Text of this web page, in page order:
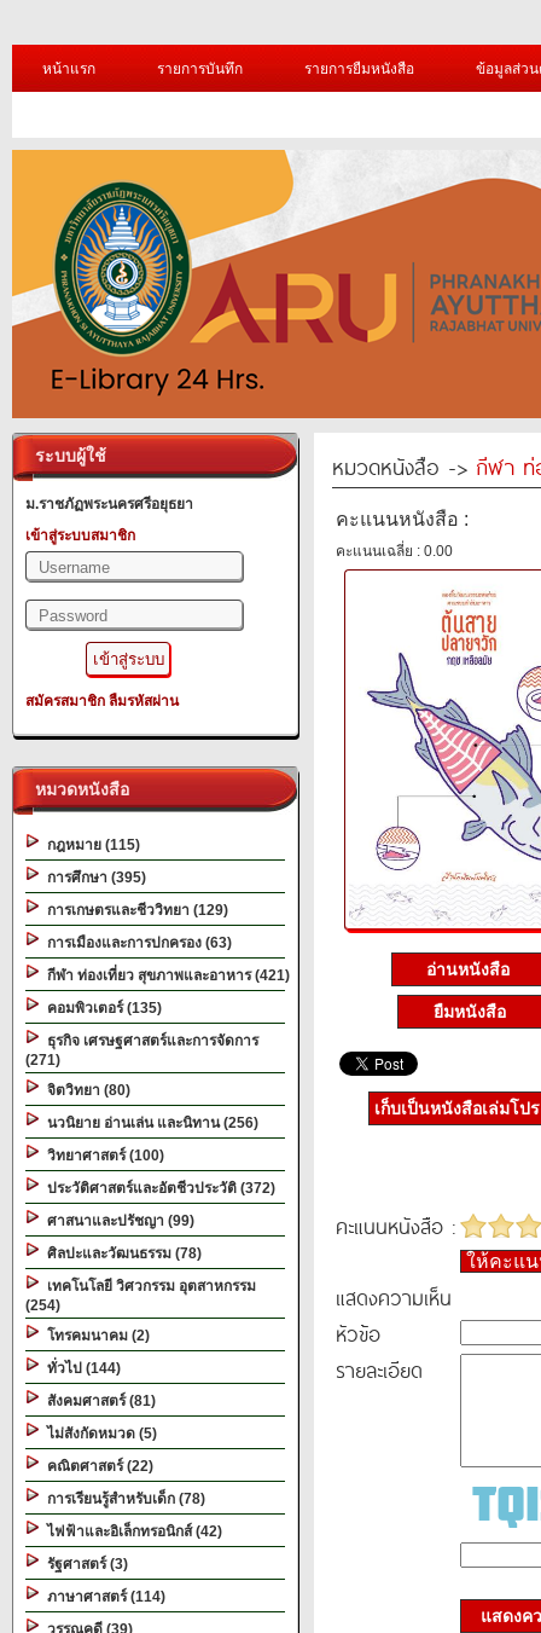
หน้าแรก รายการบันทึก รายการยืมหนังสือ ข้อมูลส่ว
ระบบผู้ใช้
ม.ราชภัฏพระนครศรีอยุธยา
เข้าสู่ระบบสมาชิก
สมัครสมาชิก ลืมรหัสผ่าน
หมวดหนังสือ
กฎหมาย (115)
การศึกษา (395)
การเกษตรและชีววิทยา (129)
การเมืองและการปกครอง (63)
กีฬา ท่องเที่ยว สุขภาพและอาหาร (421)
คอมพิวเตอร์ (135)
ธุรกิจ เศรษฐศาสตร์และการจัดการ
(271)
จิตวิทยา (80)
นวนิยาย อ่านเล่น และนิทาน (256)
วิทยาศาสตร์ (100)
ประวัติศาสตร์และอัตชีวประวัติ (372)
ศาสนาและปรัชญา (99)
ศิลปะและวัฒนธรรม (78)
เทคโนโลยี วิศวกรรม อุตสาหกรรม
(254)
โทรคมนาคม (2)
ทั่วไป (144)
สังคมศาสตร์ (81)
ไม่สังกัดหมวด (5)
คณิตศาสตร์ (22)
การเรียนรู้สำหรับเด็ก (78)
ไฟฟ้าและอิเล็กทรอนิกส์ (42)
รัฐศาสตร์ (3)
ภาษาศาสตร์ (114)
วรรณคดี (39)
หมวดหนังสือ -> กีฬา ท่
คะแนนหนังสือ :
คะแนนเฉลี่ย : 0.00
อ่านหนังสือ
ยืมหนังสือ
เก็บเป็นหนังสือเล่มโป
คะแนนหนังสือ :
ให้คะแ
แสดงความเห็น
หัวข้อ
รายละเอียด
แสดงค